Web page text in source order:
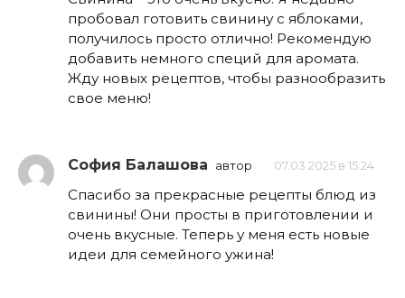
пробовал готовить свинину с яблоками,
получилось просто отлично! Рекомендую
добавить немного специй для аромата.
Жду новых рецептов, чтобы разнообразить
свое меню!
София Балашова автор 07.03.2025 в 15:24
Спасибо за прекрасные рецепты блюд из
свинины! Они просты в приготовлении и
очень вкусные. Теперь у меня есть новые
идеи для семейного ужина!